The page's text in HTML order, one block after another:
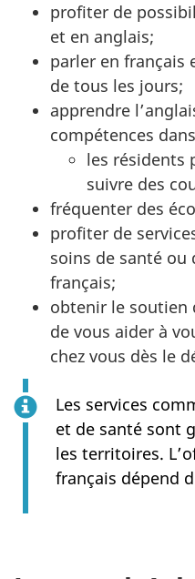
profiter de
et en anglais;
parler en français
de tous les jours;
apprendre
compétences
les résidents
suivre des
fréquenter des
profiter de
soins de santé ou
français;
obtenir le soutien
de vous aider à
chez vous dès le
Les services
et de santé sont
les territoires.
français dépend